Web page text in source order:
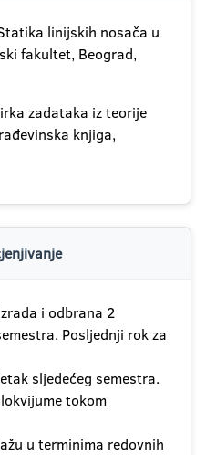
linijskih nosača u
fakultet, Beograd,
zadataka iz teorije
knjiga,
i odbrana 2
Posljednji rok za
sljedećeg semestra.
tokom
u terminima redovnih